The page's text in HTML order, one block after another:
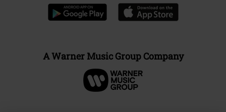
A Warner Music Group Company